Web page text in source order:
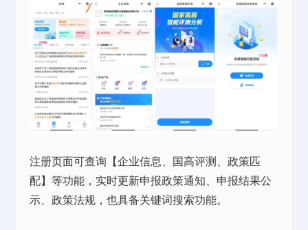
注册页面可查询【企业信息、国高评测、政策匹
配】等功能，实时更新申报政策通知、申报结果公
示、政策法规，也具备关键词搜索功能。